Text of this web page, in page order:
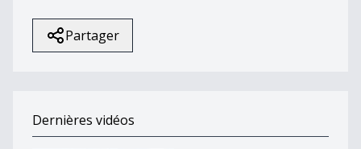
Partager
Dernières vidéos